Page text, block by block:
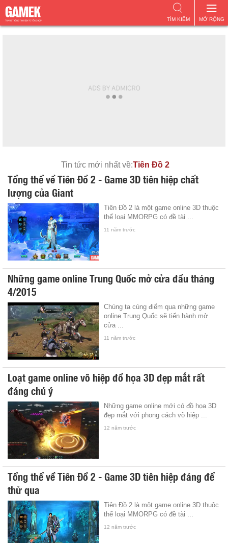
MỞ RỘNG
TÌM KIẾM
Tin tức mới nhất về:Tiên Đồ 2
Tổng thể về Tiên Đồ 2 - Game 3D tiên hiệp chất
lượng của Giant
Tiên Đồ 2 là một game online 3D thuộc
thể loại MMORPG có đề tài ...
11 năm trước
Những game online Trung Quốc mở cửa đầu tháng
4/2015
Chúng ta cùng điểm qua những game
online Trung Quốc sẽ tiến hành mở
cửa ...
11 năm trước
Loạt game online võ hiệp đồ họa 3D đẹp mắt rất
đáng chú ý
Những game online mới có đồ họa 3D
đẹp mắt với phong cách võ hiệp ...
12 năm trước
Tổng thể về Tiên Đồ 2 - Game 3D tiên hiệp đáng để
thử qua
Tiên Đồ 2 là một game online 3D thuộc
thể loại MMORPG có đề tài ...
12 năm trước